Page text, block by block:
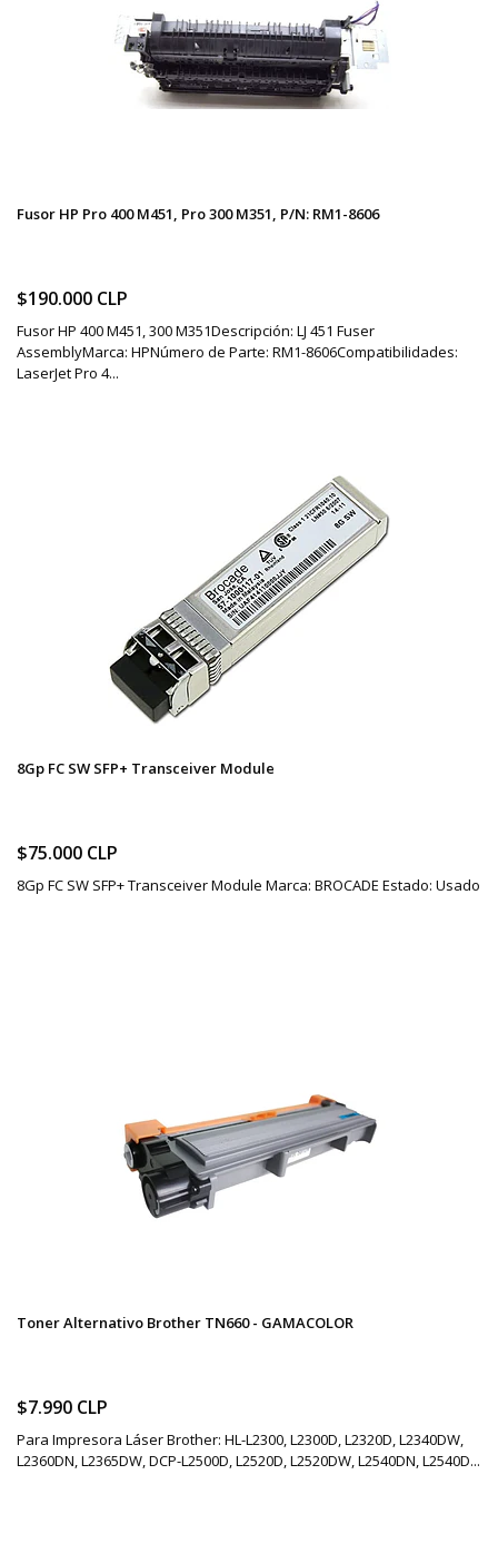
Fusor HP Pro 400 M451, Pro 300 M351, P/N: RM1-8606
$190.000 CLP
Fusor HP 400 M451, 300 M351Descripción: LJ 451 Fuser
AssemblyMarca: HPNúmero de Parte: RM1-8606Compatibilidades:
LaserJet Pro 4...
8Gp FC SW SFP+ Transceiver Module
$75.000 CLP
8Gp FC SW SFP+ Transceiver Module Marca: BROCADE Estado: Usado
Toner Alternativo Brother TN660 - GAMACOLOR
$7.990 CLP
Para Impresora Láser Brother: HL-L2300, L2300D, L2320D, L2340DW,
L2360DN, L2365DW, DCP-L2500D, L2520D, L2520DW, L2540DN, L2540D...